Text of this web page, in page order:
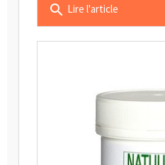
search Lire l'article